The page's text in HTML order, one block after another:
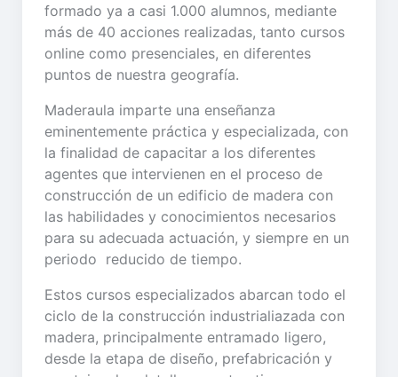
formado ya a casi 1.000 alumnos, mediante
más de 40 acciones realizadas, tanto cursos
online como presenciales, en diferentes
puntos de nuestra geografía.
Maderaula imparte una enseñanza
eminentemente práctica y especializada, con
la finalidad de capacitar a los diferentes
agentes que intervienen en el proceso de
construcción de un edificio de madera con
las habilidades y conocimientos necesarios
para su adecuada actuación, y siempre en un
periodo reducido de tiempo.
Estos cursos especializados abarcan todo el
ciclo de la construcción industrialiazada con
madera, principalmente entramado ligero,
desde la etapa de diseño, prefabricación y